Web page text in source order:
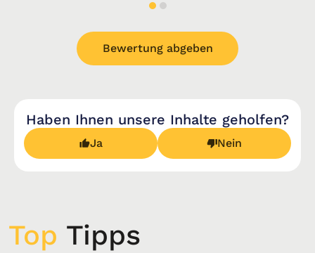
Bewertung abgeben
Haben Ihnen unsere Inhalte geholfen?
Ja Nein
Top Tipps